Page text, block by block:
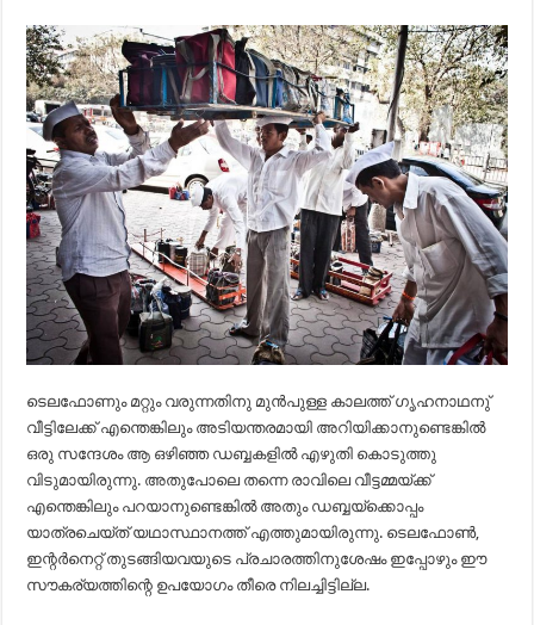
ടെലഫോണും മറ്റും വരുന്നതിനു മുൻപുള്ള കാലത്ത് ഗൃഹനാഥനു്
വീട്ടിലേക്ക് എന്തെങ്കിലും അടിയന്തരമായി അറിയിക്കാനുണ്ടെങ്കിൽ
ഒരു സന്ദേശം ആ ഒഴിഞ്ഞ ഡബ്ബകളിൽ എഴുതി കൊടുത്തു
വിടുമായിരുന്നു. അതുപോലെ തന്നെ രാവിലെ വീട്ടമ്മയ്ക്ക്
എന്തെങ്കിലും പറയാനുണ്ടെങ്കിൽ അതും ഡബ്ബയ്ക്കൊപ്പം
യാത്രചെയ്ത് യഥാസ്ഥാനത്ത് എത്തുമായിരുന്നു. ടെലഫോൺ,
ഇന്റർനെറ്റ് തുടങ്ങിയവയുടെ പ്രചാരത്തിനുശേഷം ഇപ്പോഴും ഈ
സൗകര്യത്തിന്റെ ഉപയോഗം തീരെ നിലച്ചിട്ടില്ല.